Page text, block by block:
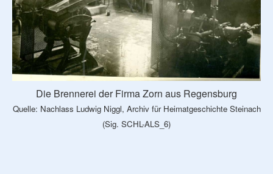
Die Brennerei der Firma Zorn aus Regensburg
Quelle: Nachlass Ludwig Niggl, Archiv für Heimatgeschichte Steinach
(Sig. SCHL-ALS_6)